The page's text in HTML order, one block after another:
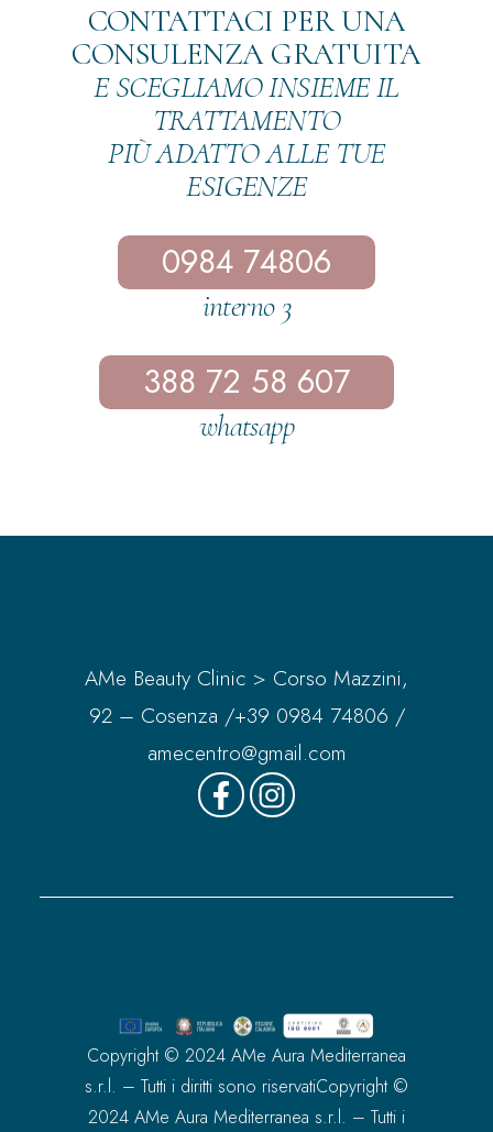
CONTATTACI PER UNA
CONSULENZA GRATUITA
E SCEGLIAMO INSIEME IL
TRATTAMENTO
PIÙ ADATTO ALLE TUE
ESIGENZE
0984 74806
interno 3
388 72 58 607
whatsapp
AMe Beauty Clinic > Corso Mazzini,
92 – Cosenza /+39 0984 74806 /
amecentro@gmail.com
Copyright © 2024 AMe Aura Mediterranea
s.r.l. – Tutti i diritti sono riservatiCopyright ©
2024 AMe Aura Mediterranea s.r.l. – Tutti i